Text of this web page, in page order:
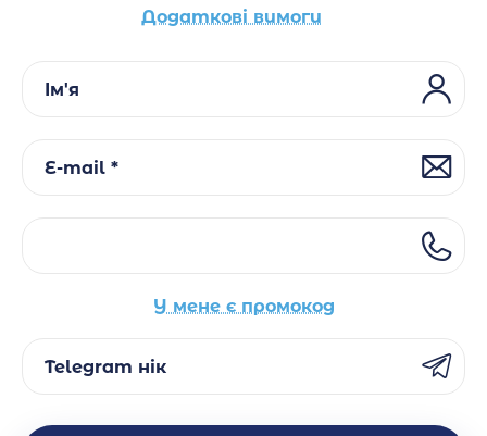
Додаткові вимоги
Ім'я
E-mail *
У мене є промокод
Telegram нік